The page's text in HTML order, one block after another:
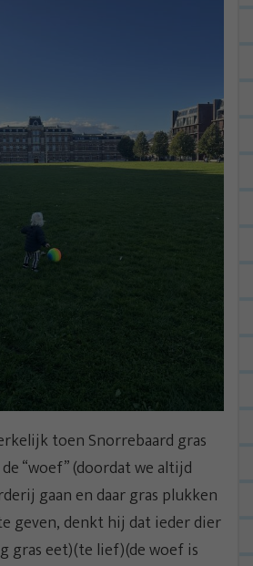
toen Snorrebaard gras
“woef” (doordat we altijd
gaan en daar gras plukken
geven, denkt hij dat ieder dier
gras eet)(te lief)(de woef is